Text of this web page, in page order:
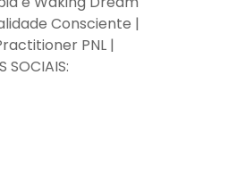
Consciente |
PNL |